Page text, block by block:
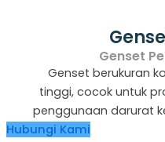
Genset
Genset berukuran
tinggi, cocok untuk
penggunaan darurat
Hubungi Kami